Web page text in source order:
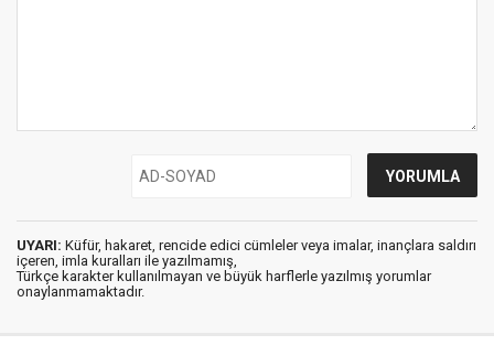
UYARI: Küfür, hakaret, rencide edici cümleler veya imalar, inançlara saldırı
içeren, imla kuralları ile yazılmamış,
Türkçe karakter kullanılmayan ve büyük harflerle yazılmış yorumlar
onaylanmamaktadır.